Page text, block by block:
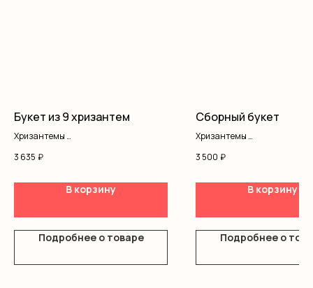
Букет из 9 хризантем
Хризантемы
3 635 ₽
В корзину
Подробнее о товаре
Сборный букет
Хризантемы
Гипсофила
Оформление
3 500 ₽
В корзину
Подробнее о